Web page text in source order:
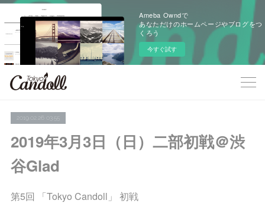
Ameba Owndで
あなただけのホームページやブログをつ
くろう
今すぐ試す
2019.02.26 03:55
2019年3月3日（日）二部初戦＠渋
谷Glad
第5回 「Tokyo Candoll」 初戦